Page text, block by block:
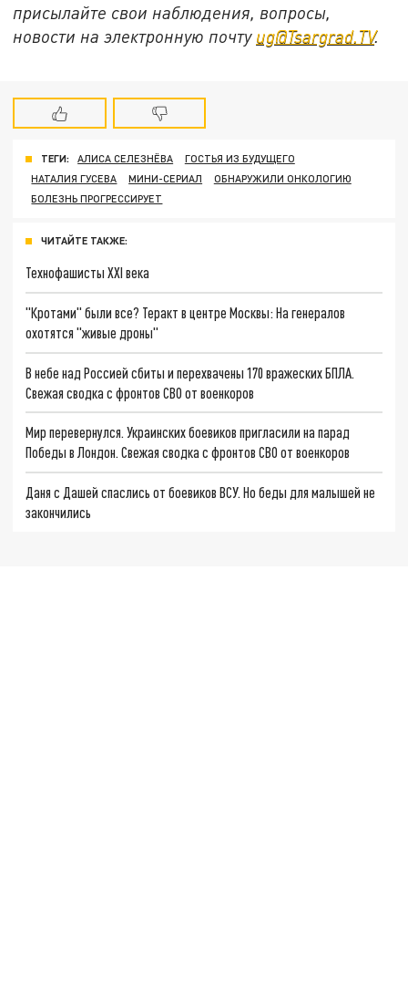
присылайте свои наблюдения, вопросы,
новости на электронную почту ug@Tsargrad.TV.
ТЕГИ: АЛИСА СЕЛЕЗНЁВА
ГОСТЬЯ ИЗ БУДУЩЕГО
НАТАЛИЯ ГУСЕВА
МИНИ-СЕРИАЛ
ОБНАРУЖИЛИ ОНКОЛОГИЮ
БОЛЕЗНЬ ПРОГРЕССИРУЕТ
ЧИТАЙТЕ ТАКЖЕ:
Технофашисты XXI века
"Кротами" были все? Теракт в центре Москвы: На генералов
охотятся "живые дроны"
В небе над Россией сбиты и перехвачены 170 вражеских БПЛА.
Свежая сводка с фронтов СВО от военкоров
Мир перевернулся. Украинских боевиков пригласили на парад
Победы в Лондон. Свежая сводка с фронтов СВО от военкоров
Даня с Дашей спаслись от боевиков ВСУ. Но беды для малышей не
закончились